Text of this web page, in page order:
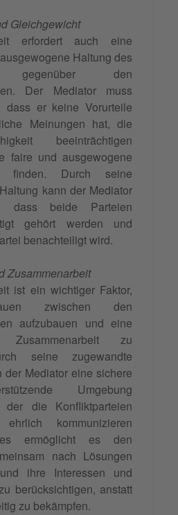
Gleichgewicht
erfordert auch eine
Haltung des
gegenüber den
Der Mediator muss
dass er keine Vorurteile
Meinungen hat, die
beeinträchtigen
faire und ausgewogene
Durch seine
kann der Mediator
dass beide Parteien
gehört werden und
benachteiligt wird.
Zusammenarbeit
ist ein wichtiger Faktor,
zwischen den
aufzubauen und eine
Zusammenarbeit zu
seine zugewandte
der Mediator eine sichere
Umgebung
die Konfliktparteien
kommunizieren
ermöglicht es den
nach Lösungen
ihre Interessen und
berücksichtigen, anstatt
zu bekämpfen.